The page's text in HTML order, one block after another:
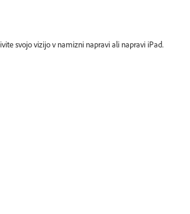
svojo vizijo v namizni napravi ali napravi iPad.